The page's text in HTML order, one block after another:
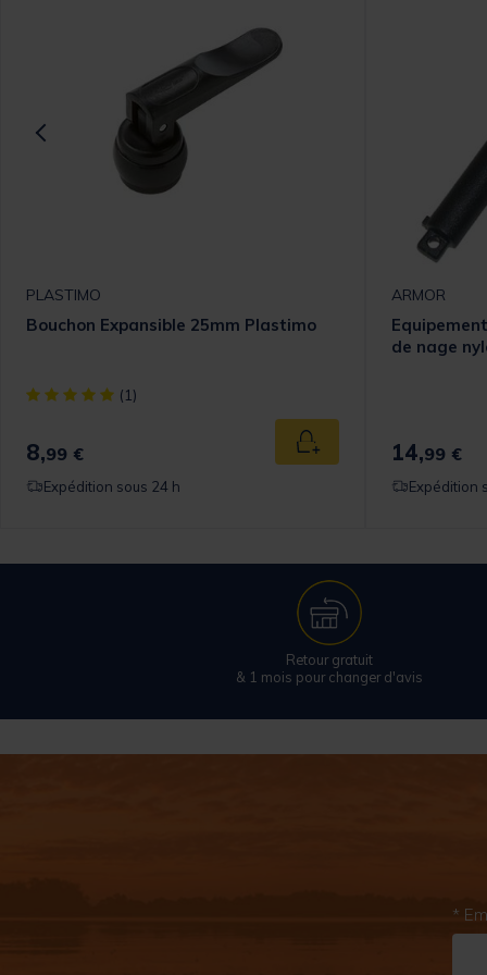
panier
PLASTIMO
Bouchon Expansible 25mm Plastimo
[object Object] out of 5 Customer Rating
(1)
8,99 € Ajouter au panier
Expédition sous 24 h
ARMOR
de nage
14,99 €
Expédition
Retour gratuit
& 1 mois pour changer d'avis
*